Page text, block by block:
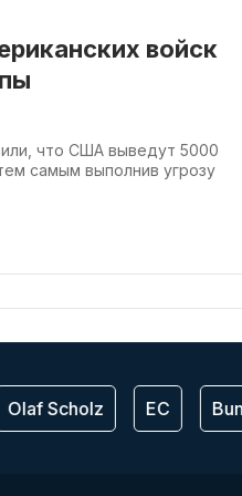
войск
что США выведут 5000
самым выполнив угрозу
Olaf Scholz ЕС